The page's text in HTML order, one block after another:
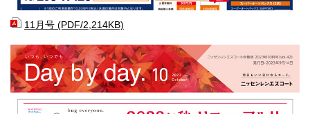
11月号 (PDF/2,214KB)